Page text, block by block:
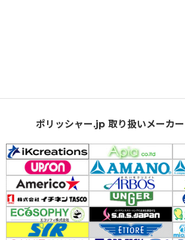
ポリッシャー.jp 取り扱いメーカ